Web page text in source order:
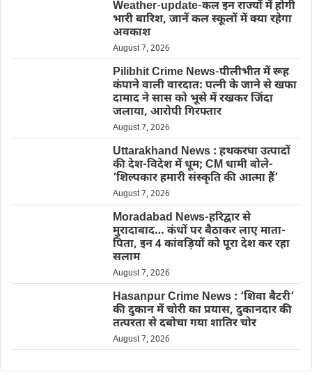
Weather-update-कल इन राज्यों में होगी
भारी बारिश, जानें कल स्कूलों में क्या रहेगा
अवकाश
August 7, 2026
Pilibhit Crime News-पीलीभीत में रूह
कंपाने वाली वारदात: पत्नी के जाने से खफा
दामाद ने सास को भूसे में रखकर जिंदा
जलाया, आरोपी गिरफ्तार
August 7, 2026
Uttarakhand News : हथकरघा उत्पादों
की देश-विदेश में धूम; CM धामी बोले-
‘शिल्पकार हमारी संस्कृति की आत्मा हैं’
August 7, 2026
Moradabad News-हरिद्वार से
मुरादाबाद… कंधों पर बैठाकर लाए माता-
पिता, इन 4 कांवड़ियों को पूरा देश कर रहा
सलाम
August 7, 2026
Hasanpur Crime News : ‘शिवा बैटरी’
की दुकान में चोरी का प्रयास, दुकानदार की
तत्परता से दबोचा गया शातिर चोर
August 7, 2026